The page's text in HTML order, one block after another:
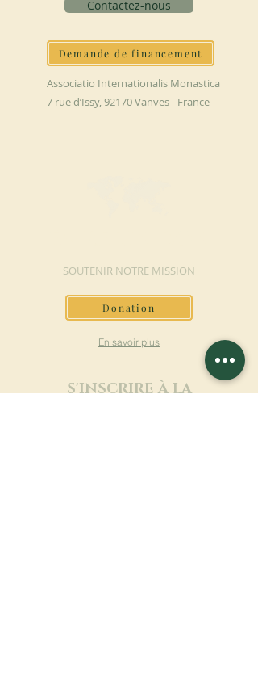
Contactez-nous
Demande de financement
Associatio Internationalis Monastica
7 rue d’Issy, 92170 Vanves - France
SOUTENIR NOTRE MISSION
Donation
En savoir plus
S'INSCRIRE À LA